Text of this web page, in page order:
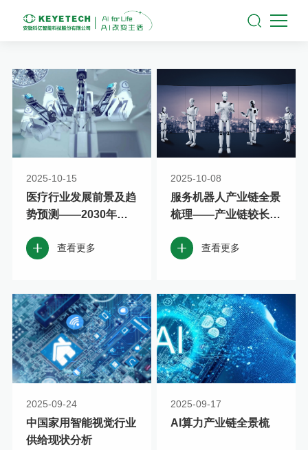
2025-10-15
医疗行业发展前景及趋
势预测——2030年市
亿元
查看更多
2025-10-08
服务机器人产业链全景
梳理——产业链较长且
查看更多
2025-09-24
中国家用智能视觉行业
供给现状分析
2025-09-17
AI算力产业链全景梳